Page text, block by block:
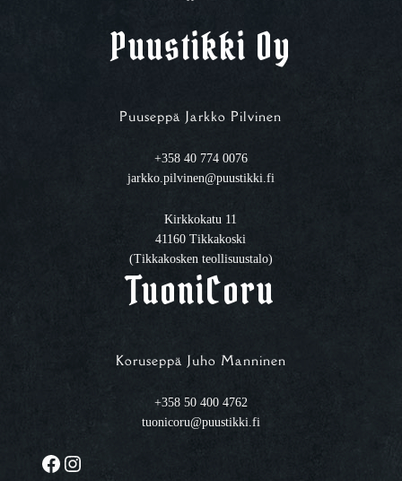
Puustikki Oy
Puuseppä Jarkko Pilvinen
+358 40 774 0076
jarkko.pilvinen@puustikki.fi
Kirkkokatu 11
41160 Tikkakoski
(Tikkakosken teollisuustalo)
TuoniCoru
Koruseppä Juho Manninen
+358 50 400 4762
tuonicoru@puustikki.fi
Facebook Instagram